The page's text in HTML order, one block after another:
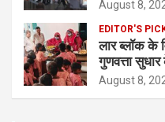
August 8,
EDITOR'S
लार ब्लॉक के
गुणवत्ता
August 8,